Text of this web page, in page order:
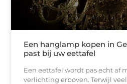
Een hanglamp kopen in
past bij uw eettafel
Een eettafel wordt pas echt af
verlichting erboven. Terwijl